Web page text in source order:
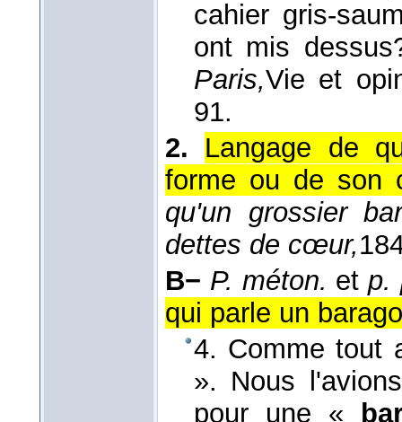
cahier gris-
ont mis
Paris,Vie et
91.
2.
Langage de
forme ou de son
qu'un grossier
dettes de cœur,
B− P. méton. et p.
qui parle un
4. Comme tout
». Nous
pour une «